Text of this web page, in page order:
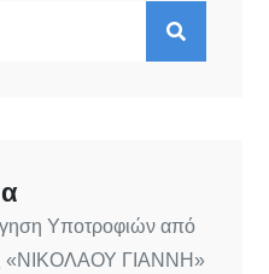
Υποτροφιών από
«ΝΙΚΟΛΑΟΥ ΓΙΑΝΝΗ»